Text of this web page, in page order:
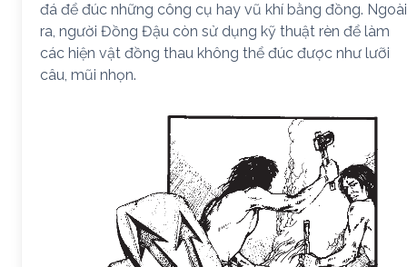
đá để đúc những công cụ hay vũ khí bằng đồng. Ngoài
ra, người Đồng Đậu còn sử dụng kỹ thuật rèn để làm
các hiện vật đồng thau không thể đúc được như lưỡi
câu, mũi nhọn.